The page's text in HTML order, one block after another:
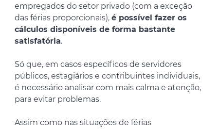
empregados do setor privado (com a exceção
das férias proporcionais), é possível fazer os
cálculos disponíveis de forma bastante
satisfatória.
Só que, em casos específicos de servidores
públicos, estagiários e contribuintes individuais,
é necessário analisar com mais calma e atenção,
para evitar problemas.
Assim como nas situações de férias